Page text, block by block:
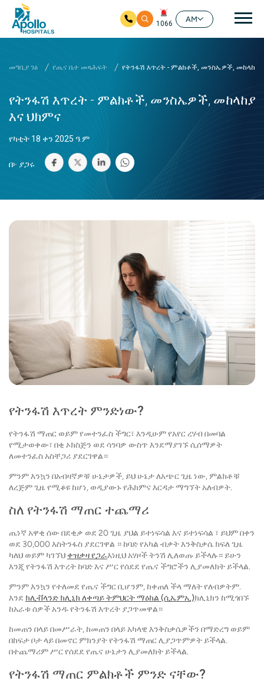
1066
AM
መግቢያ ገፅ የጤና ቤተ መጻሕፍት የትንፋሽ እጥረት - ምልክቶች, መንስኤዎች, መከላከያ
የትንፋሽ እጥረት - ምልክቶች, መንስኤዎች, መከላከያ
እና ህክምና
የካቲት 18 ቀን 2025 ዓ.ም
በ፦ ያጋሩ
የትንፋሽ እጥረት ምንድነው?
የትንፋሽ ማጠር ወይም የመተንፈስ ችግር፣ እንዲሁም የአየር ረሃብ በመባል
የሚታወቀው፣ በቂ ኦክስጅን ወደ ሳንባዎ ውስጥ እንደማያገኙ ሲሰማዎት
ለመተንፈስ አስቸጋሪ ያደርገዋል።
ምንም እንኳን በአብዛኛዎቹ ሁኔታዎች, ይህ ሁኔታ ለአጭር ጊዜ ነው, ምልክቶቹ
ለረጅም ጊዜ የሚቆዩ ከሆነ, ወዲያውኑ የሕክምና እርዳታ ማግኘት አለብዎት.
ስለ የትንፋሽ ማጠር ተጨማሪ
ጤነኛ አዋቂ ሰው በደቂቃ ወደ 20 ጊዜ ያህል ይተነፍሳል እና ይተነፍሳል ፣ ይህም በቀን
ወደ 30,000 እስትንፋስ ያደርገዋል ። ከባድ የአካል ብቃት እንቅስቃሴ ክፍለ ጊዜ
ካለህ ወይም ካገኘህ ቀዝቃዛ የጋራእነዚህ አሃዞች ትንሽ ሊለወጡ ይችላሉ። ይሁን
እንጂ የትንፋሽ እጥረት ከባድ እና ሥር የሰደደ የጤና ችግሮችን ሊያመለክት ይችላል.
ምንም እንኳን የተለመደ የጤና ችግር ቢሆንም, ከቀጠለ ችላ ማለት የለብዎትም.
እንደ ክሊቭላንድ ክሊኒክ ለቀጣይ ትምህርት ማዕከል (ሲኤምኢ)ክሊኒክን ከሚጎበኙ
ከአራቱ ሰዎች አንዱ የትንፋሽ እጥረት ያጋጥመዋል።
ከመጠን በላይ በመሥራት, ከመጠን በላይ አካላዊ እንቅስቃሴዎችን በማድረግ ወይም
በከፍታ ቦታ ላይ በመኖር ምክንያት የትንፋሽ ማጠር ሊያጋጥምዎት ይችላል.
በተጨማሪም ሥር የሰደደ የጤና ሁኔታን ሊያመለክት ይችላል.
የትንፋሽ ማጠር ምልክቶች ምንድ ናቸው?